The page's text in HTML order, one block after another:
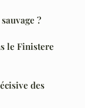
?
le Finistere
des